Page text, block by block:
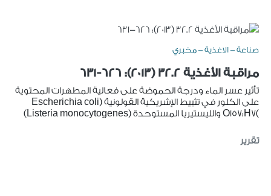
صناعة - الاغذية - مخبري
مراقبة الأغذية 32.2 (2013): 626-631
تأثير عسر الماء ودرجة الحموضة على فعالية المطهرات المحتوية
على الكلور في تثبيط الإشريكية القولونية (Escherichia coli
)O157:H7 والليستيريا المستوحدة (Listeria monocytogenes)
تقرير